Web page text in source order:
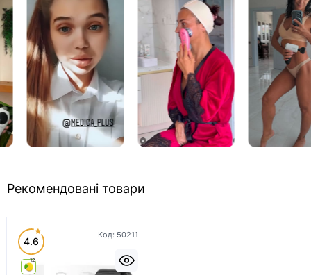
Рекомендовані товари
Код: 50211
4.6
12